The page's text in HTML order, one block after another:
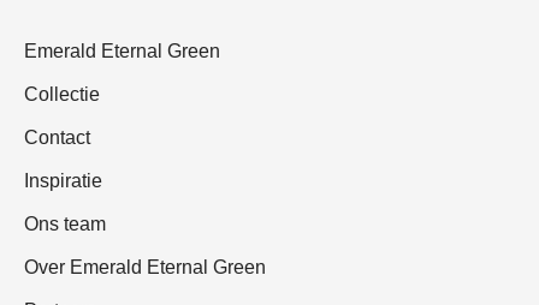
Emerald Eternal Green
Collectie
Contact
Inspiratie
Ons team
Over Emerald Eternal Green